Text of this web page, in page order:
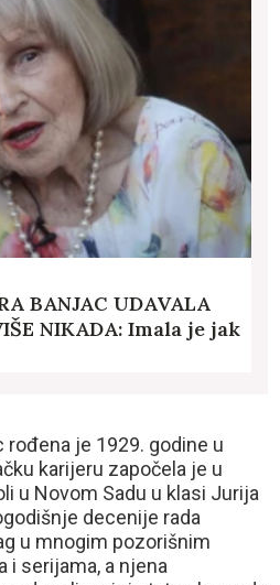
BANJAC UDAVALA
NIKADA: Imala je jak
rođena je 1929. godine u
karijeru započela je u
u Novom Sadu u klasi Jurija
decenije rada
u mnogim pozorišnim
i serijama, a njena